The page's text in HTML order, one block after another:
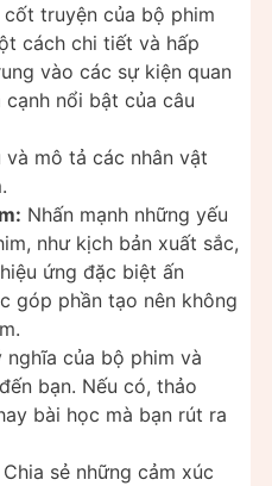
cốt truyện của bộ phim
cách chi tiết và hấp
vào các sự kiện quan
nổi bật của câu
và mô tả các nhân vật
Nhấn mạnh những yếu
như kịch bản xuất sắc,
ứng đặc biệt ấn
góp phần tạo nên không
nghĩa của bộ phim và
bạn. Nếu có, thảo
bài học mà bạn rút ra
Chia sẻ những cảm xúc